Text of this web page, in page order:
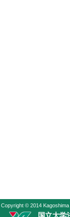
Copyright © 2014
国立大学